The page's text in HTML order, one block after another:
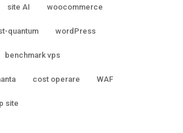
site AI woocommerce
quantum wordPress
benchmark vps
cost operare WAF
site